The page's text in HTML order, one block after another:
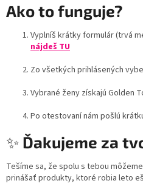
Ako to funguje?
Vyplníš krátky formulár (trvá
nájdeš TU
Zo všetkých prihlásených
Vybrané ženy získajú Golden
Po otestovaní nám pošlú
✨ Ďakujeme za
Tešíme sa, že spolu s tebou
prinášať produkty, ktoré robia leto